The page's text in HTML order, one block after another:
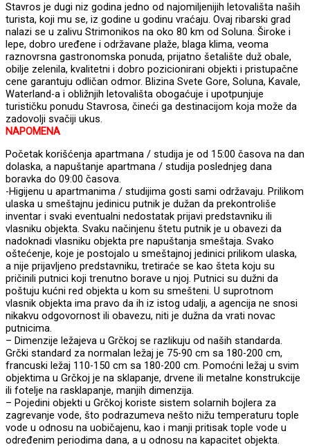
Stavros je dugi niz godina jedno od najomiljenijih letovališta naših
turista, koji mu se, iz godine u godinu vraćaju. Ovaj ribarski grad
nalazi se u zalivu Strimonikos na oko 80 km od Soluna. Široke i
lepe, dobro uređene i održavane plaže, blaga klima, veoma
raznovrsna gastronomska ponuda, prijatno šetalište duž obale,
obilje zelenila, kvalitetni i dobro pozicionirani objekti i pristupačne
cene garantuju odličan odmor. Blizina Svete Gore, Soluna, Kavale,
Waterland-a i obližnjih letovališta obogaćuje i upotpunjuje
turističku ponudu Stavrosa, čineći ga destinacijom koja može da
zadovolji svačiji ukus.
NAPOMENA
Početak korišćenja apartmana / studija je od 15:00 časova na dan
dolaska, a napuštanje apartmana / studija poslednjeg dana
boravka do 09:00 časova.
-Higijenu u apartmanima / studijima gosti sami održavaju. Prilikom
ulaska u smeštajnu jedinicu putnik je dužan da prekontroliše
inventar i svaki eventualni nedostatak prijavi predstavniku ili
vlasniku objekta. Svaku načinjenu štetu putnik je u obavezi da
nadoknadi vlasniku objekta pre napuštanja smeštaja. Svako
oštećenje, koje je postojalo u smeštajnoj jedinici prilikom ulaska,
a nije prijavljeno predstavniku, tretiraće se kao šteta koju su
pričinili putnici koji trenutno borave u njoj. Putnici su dužni da
poštuju kućni red objekta u kom su smešteni. U suprotnom
vlasnik objekta ima pravo da ih iz istog udalji, a agencija ne snosi
nikakvu odgovornost ili obavezu, niti je dužna da vrati novac
putnicima.
– Dimenzije ležajeva u Grčkoj se razlikuju od naših standarda.
Grčki standard za normalan ležaj je 75-90 cm sa 180-200 cm,
francuski ležaj 110-150 cm sa 180-200 cm. Pomoćni ležaj u svim
objektima u Grčkoj je na sklapanje, drvene ili metalne konstrukcije
ili fotelje na rasklapanje, manjih dimenzija.
– Pojedini objekti u Grčkoj koriste sistem solarnih bojlera za
zagrevanje vode, što podrazumeva nešto nižu temperaturu tople
vode u odnosu na uobičajenu, kao i manji pritisak tople vode u
određenim periodima dana, a u odnosu na kapacitet objekta.